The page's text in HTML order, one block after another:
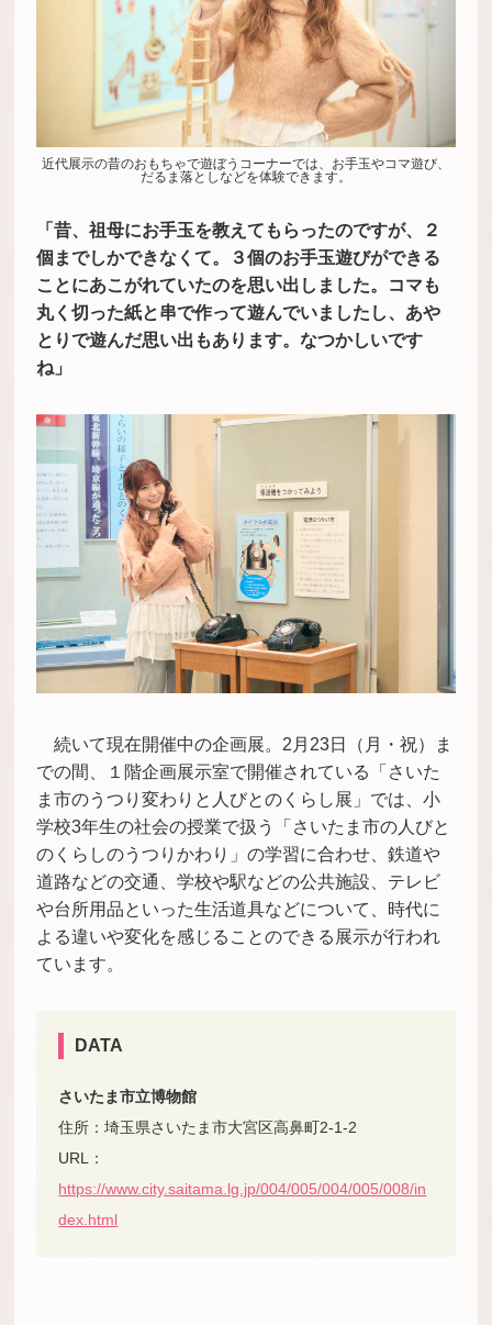
近代展示の昔のおもちゃで遊ぼうコーナーでは、お手玉やコマ遊び、
だるま落としなどを体験できます。
「昔、祖母にお手玉を教えてもらったのですが、２
個までしかできなくて。３個のお手玉遊びができる
ことにあこがれていたのを思い出しました。コマも
丸く切った紙と串で作って遊んでいましたし、あや
とりで遊んだ思い出もあります。なつかしいです
ね」
続いて現在開催中の企画展。2月23日（月・祝）ま
での間、１階企画展示室で開催されている「さいた
ま市のうつり変わりと人びとのくらし展」では、小
学校3年生の社会の授業で扱う「さいたま市の人びと
のくらしのうつりかわり」の学習に合わせ、鉄道や
道路などの交通、学校や駅などの公共施設、テレビ
や台所用品といった生活道具などについて、時代に
よる違いや変化を感じることのできる展示が行われ
ています。
DATA
さいたま市立博物館
住所：埼玉県さいたま市大宮区高鼻町2-1-2
URL：
https://www.city.saitama.lg.jp/004/005/004/005/008/in
dex.html